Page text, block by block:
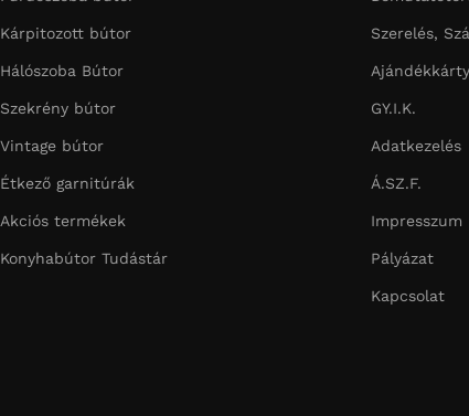
Kárpitozott bútor
Hálószoba Bútor
Szekrény bútor
Vintage bútor
Étkező garnitúrák
Akciós termékek
Konyhabútor Tudástár
Szerelés,
GY.I.K.
Adatkezelés
Á.SZ.F.
Impresszum
Pályázat
Kapcsolat